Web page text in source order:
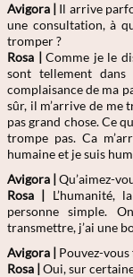
Avigora | Il arrive
une consultation, à
tromper ?
Rosa | Comme je le
sont tellement
complaisance de ma
sûr, il m’arrive de me
pas grand chose. Ce
trompe pas. Ca
humaine et je suis
Avigora | Qu’aimez-
Rosa | L’humanité,
personne simple.
transmettre, j’ai une
Avigora | Pouvez-
Rosa | Oui, sur